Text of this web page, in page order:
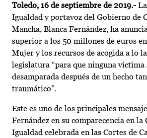
Toledo, 16 de septiembre de 2019.-
Igualdad y portavoz del Gobierno de
Mancha, Blanca Fernández, ha
superior a los 50 millones de euros
Mujer y los recursos de acogida a lo
legislatura “para que ninguna víctima
desamparada después de un hecho
traumático”.
Este es uno de los principales
Fernández en su comparecencia en la
Igualdad celebrada en las Cortes de